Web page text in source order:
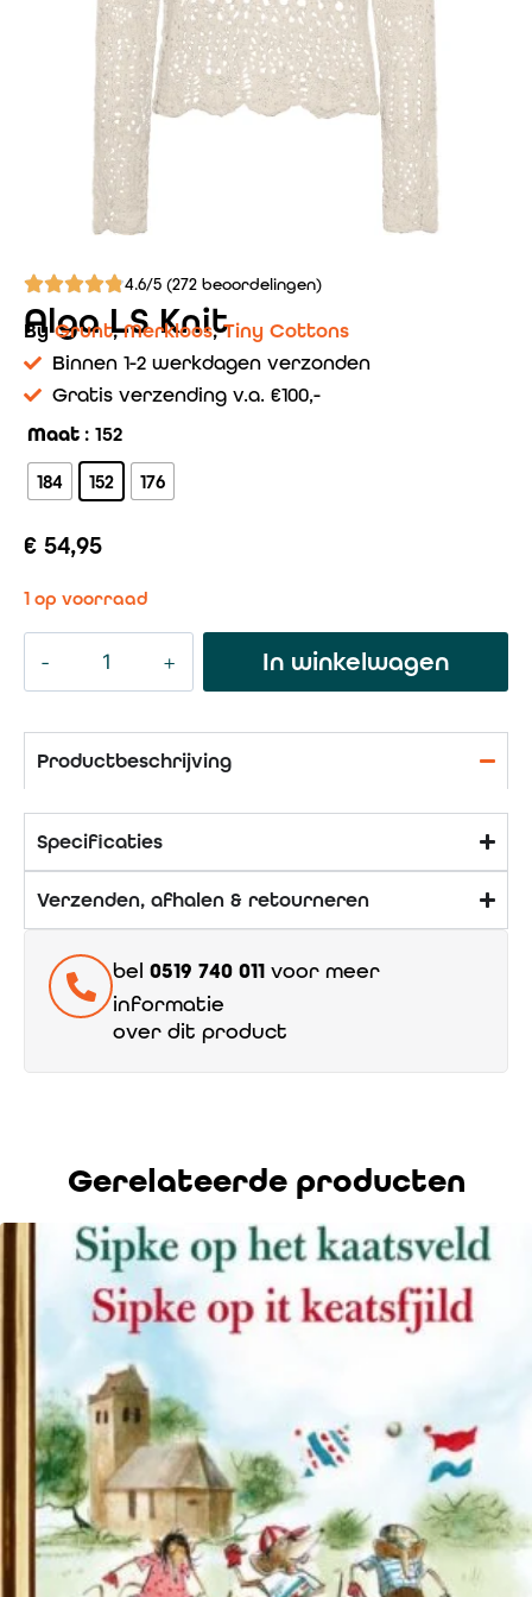
4.6/5 (272 beoordelingen)
Alga LS Knit
ByGrunt, Merkloos, Tiny Cottons
Binnen 1-2 werkdagen verzonden
Gratis verzending v.a. €100,-
Maat : 152
184 152 176
€ 54,95
1 op voorraad
In winkelwagen
Productbeschrijving
Specificaties
Verzenden, afhalen & retourneren
bel 0519 740 011 voor meer
informatie
over dit product
Gerelateerde producten